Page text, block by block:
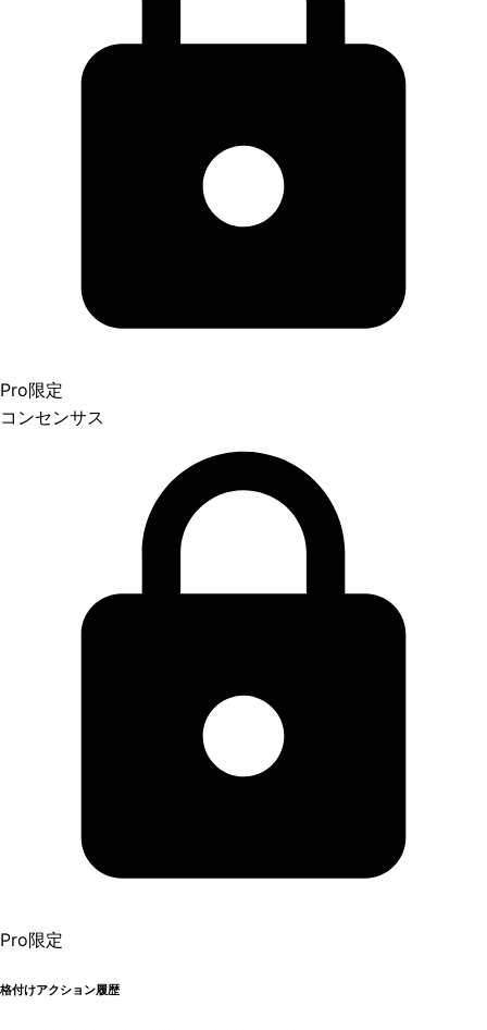
Pro限定
コンセンサス
Pro限定
格付けアクション履歴